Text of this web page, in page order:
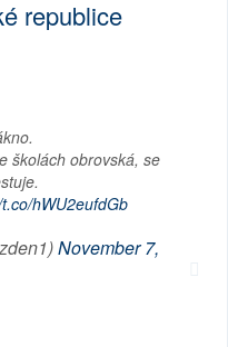
republice
školách obrovská, se
hWU2eufdGb
November 7,